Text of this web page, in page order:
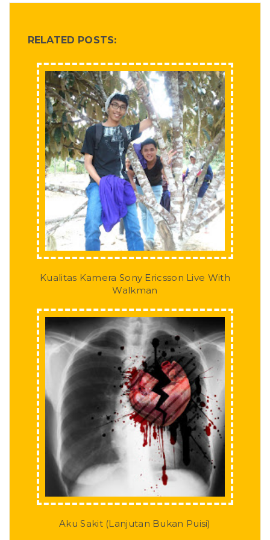
RELATED POSTS:
Kualitas Kamera Sony Ericsson Live With
Walkman
Aku Sakit (Lanjutan Bukan Puisi)